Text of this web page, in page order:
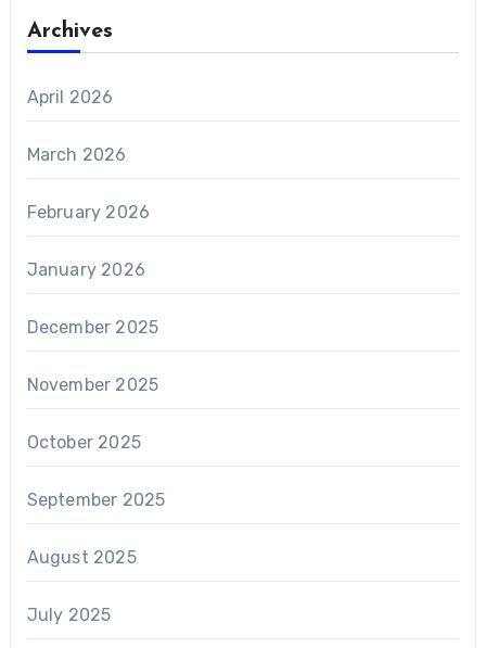
Archives
April 2026
March 2026
February 2026
January 2026
December 2025
November 2025
October 2025
September 2025
August 2025
July 2025